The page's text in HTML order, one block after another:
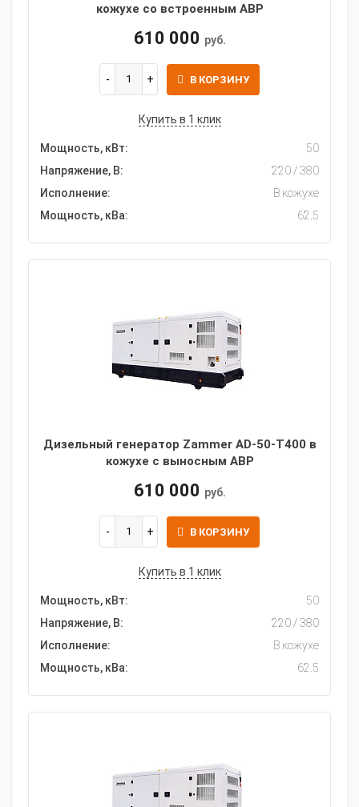
кожухе со встроенным АВР
610 000 руб.
В КОРЗИНУ
Купить в 1 клик
Мощность, кВт:
50
Напряжение, В:
220 / 380
Исполнение:
В кожухе
Мощность, кВа:
62.5
Дизельный генератор Zammer AD-50-Т400 в
кожухе с выносным АВР
610 000 руб.
В КОРЗИНУ
Купить в 1 клик
Мощность, кВт:
50
Напряжение, В:
220 / 380
Исполнение:
В кожухе
Мощность, кВа:
62.5